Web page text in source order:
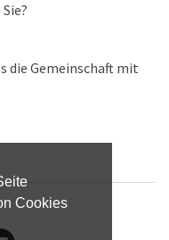
Cookies
die Gemeinschaft mit